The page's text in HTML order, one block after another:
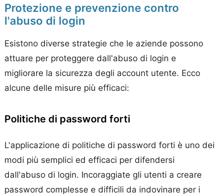
Protezione e prevenzione contro
l'abuso di login
Esistono diverse strategie che le aziende possono
attuare per proteggere dall'abuso di login e
migliorare la sicurezza degli account utente. Ecco
alcune delle misure più efficaci:
Politiche di password forti
L'applicazione di politiche di password forti è uno dei
modi più semplici ed efficaci per difendersi
dall'abuso di login. Incoraggiate gli utenti a creare
password complesse e difficili da indovinare per i